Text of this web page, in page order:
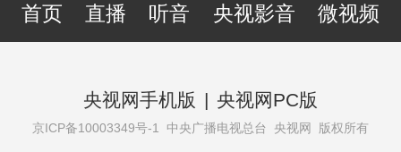
首页 直播 听音 央视影音 微视频
央视网手机版 | 央视网PC版
京ICP备10003349号-1 中央广播电视总台 央视网 版权所有